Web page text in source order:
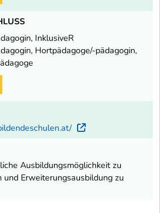
InklusiveR
Hortpädagoge/-pädagogin,
Externer Link
Ausbildungsmöglichkeit zu
und Erweiterungsausbildung zu